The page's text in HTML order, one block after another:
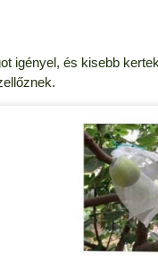
igényel, és kisebb